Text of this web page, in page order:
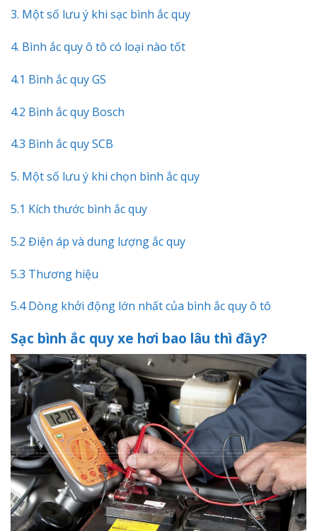
3. Một số lưu ý khi sạc bình ắc quy
4. Bình ắc quy ô tô có loại nào tốt
4.1 Bình ắc quy GS
4.2 Bình ắc quy Bosch
4.3 Bình ắc quy SCB
5. Một số lưu ý khi chọn bình ắc quy
5.1 Kích thước bình ắc quy
5.2 Điện áp và dung lượng ắc quy
5.3 Thương hiệu
5.4 Dòng khởi động lớn nhất của bình ắc quy ô tô
Sạc bình ắc quy xe hơi bao lâu thì đầy?